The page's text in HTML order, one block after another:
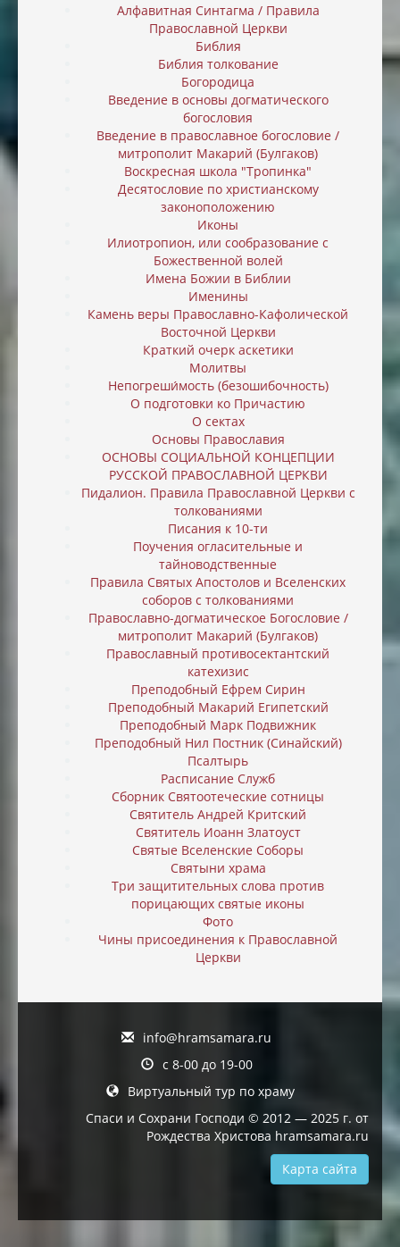
Алфавитная Синтагма / Правила
Православной Церкви
Библия
Библия толкование
Богородица
Введение в основы догматического
богословия
Введение в православное богословие /
митрополит Макарий (Булгаков)
Воскресная школа "Тропинка"
Десятословие по христианскому
законоположению
Иконы
Илиотропион, или cообразование с
Божественной волей
Имена Божии в Библии
Именины
Камень веры Православно-Кафолической
Восточной Церкви
Краткий очерк аскетики
Молитвы
Непогреши́мость (безошибочность)
О подготовки ко Причастию
О сектах
Основы Православия
ОСНОВЫ СОЦИАЛЬНОЙ КОНЦЕПЦИИ
РУССКОЙ ПРАВОСЛАВНОЙ ЦЕРКВИ
Пидалион. Правила Православной Церкви с
толкованиями
Писания к 10-ти
Поучения огласительные и
тайноводственные
Правила Святых Апостолов и Вселенских
соборов с толкованиями
Православно-догматическое Богословие /
митрополит Макарий (Булгаков)
Православный противосектантский
катехизис
Преподобный Ефрем Сирин
Преподобный Макарий Египетский
Преподобный Марк Подвижник
Преподобный Нил Постник (Синайский)
Псалтырь
Расписание Служб
Сборник Святоотеческие сотницы
Святитель Андрей Критский
Святитель Иоанн Златоуст
Святые Вселенские Соборы
Святыни храма
Три защитительных слова против
порицающих святые иконы
Фото
Чины присоединения к Православной
Церкви
info@hramsamara.ru
с 8-00 до 19-00
Виртуальный тур по храму
Спаси и Сохрани Господи © 2012 — 2025 г. от
Рождества Христова hramsamara.ru
Карта сайта